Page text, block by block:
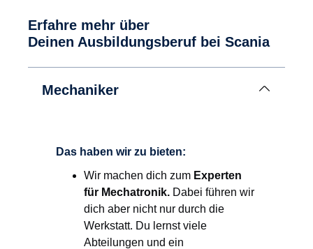
Erfahre mehr über
Deinen Ausbildungsberuf bei Scania
Mechaniker
Das haben wir zu bieten:
Wir machen dich zum Experten
für Mechatronik. Dabei führen wir
dich aber nicht nur durch die
Werkstatt. Du lernst viele
Abteilungen und ein